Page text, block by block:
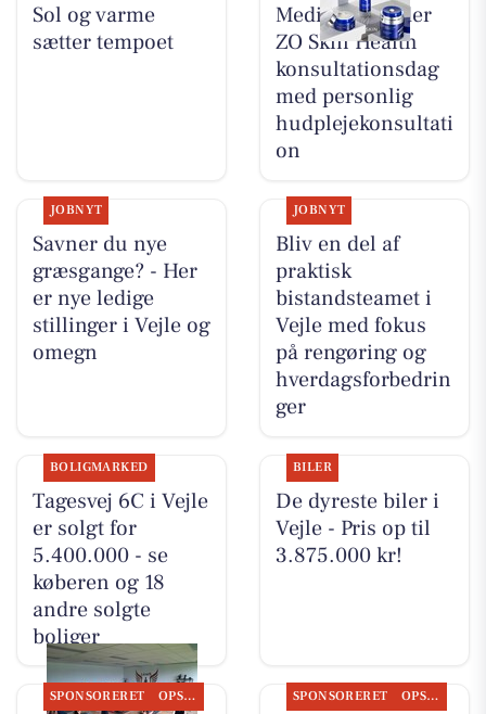
Sol og varme
sætter tempoet
MediSkin holder
ZO Skin Health
konsultationsdag
med personlig
hudplejekonsultati
on
JOBNYT
Savner du nye
græsgange? - Her
er nye ledige
stillinger i Vejle og
omegn
JOBNYT
Bliv en del af
praktisk
bistandsteamet i
Vejle med fokus
på rengøring og
hverdagsforbedrin
ger
BOLIGMARKED
Tagesvej 6C i Vejle
er solgt for
5.400.000 - se
køberen og 18
andre solgte
boliger
BILER
De dyreste biler i
Vejle - Pris op til
3.875.000 kr!
SPONSORERET OPSLAGSTAVLEN SPONSORERET OPSLAGSTAVLEN